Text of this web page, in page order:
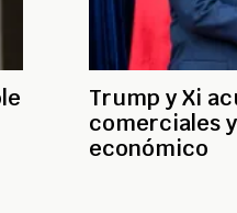
Trump y Xi
comerciales
económico